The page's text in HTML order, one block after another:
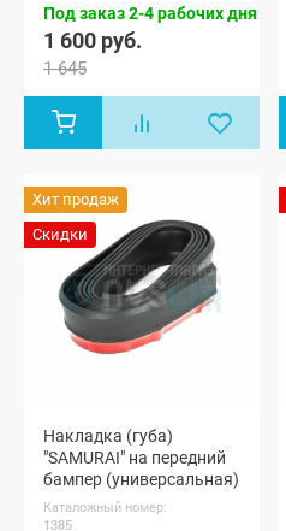
Под заказ 2-4 рабочих дня
1 600 руб.
1 645
Хит продаж
Скидки
Накладка (губа)
"SAMURAI" на передний
бампер (универсальная)
Каталожный номер:
1385